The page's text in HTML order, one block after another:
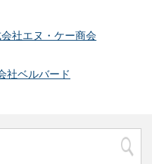
社エヌ・ケー商会
社ベルバード